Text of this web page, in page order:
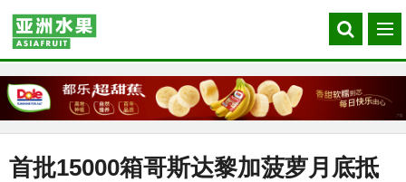
Search
our
菜
单
首批15000箱哥斯达黎加菠萝月底抵